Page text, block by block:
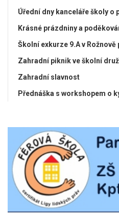
Úřední dny kanceláře školy o
Krásné prázdniny a
Školní exkurze 9.A v Rožnově
Zahradní piknik ve školní
Zahradní slavnost
Přednáška s workshopem o